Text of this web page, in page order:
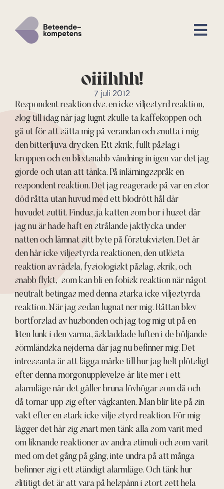
oiiihhh!
7 juli 2012
Respondent reaktion dvs. en icke viljestyrd reaktion,
slog till idag när jag lugnt skulle ta kaffekoppen och
gå ut för att sätta mig på verandan och snutta i mig
den bitterljuva drycken. Ett skrik, fullt påslag i
kroppen och en blixtsnabb vändning in igen var det jag
gjorde och utan att tänka. På inlärningsspråk en
respondent reaktion. Det jag reagerade på var en stor
död råtta utan huvud med ett blodrött hål där
huvudet suttit. Findus, ja katten som bor i huset där
jag nu är hade haft en strålande jaktlycka under
natten och lämnat sitt byte på förstukvisten. Det är
den här icke viljestyrda reaktionen, den utlösta
reaktion av rädsla, fysiologiskt påslag, skrik, och
snabb flykt, som kan bli en fobisk reaktion när något
neutralt betingas med denna starka icke viljestyrda
reaktion. När jag sedan lugnat ner mig. Råttan blev
bortforslad av husbonden och jag tog mig ut på en
liten lunk i den varma, åskladdade luften i de böljande
sörmländska nejderna där jag nu befinner mig. Det
intressanta är att lägga märke till hur jag helt plötsligt
efter denna morgonupplevelse är lite mer i ett
alarmläge när det gäller bruna lövhögar som då och
då tornar upp sig efter vägkanten. Man blir lite på sin
vakt efter en stark icke vilje styrd reaktion. För mig
lägger det här sig snart men tänk alla som varit med
om liknande reaktioner av andra stimuli och som varit
med om det gång på gång, inte undra på att många
befinner sig i ett ständigt alarmläge. Och tänk hur
slititigt det är att vara på helspänn i stort sett hela